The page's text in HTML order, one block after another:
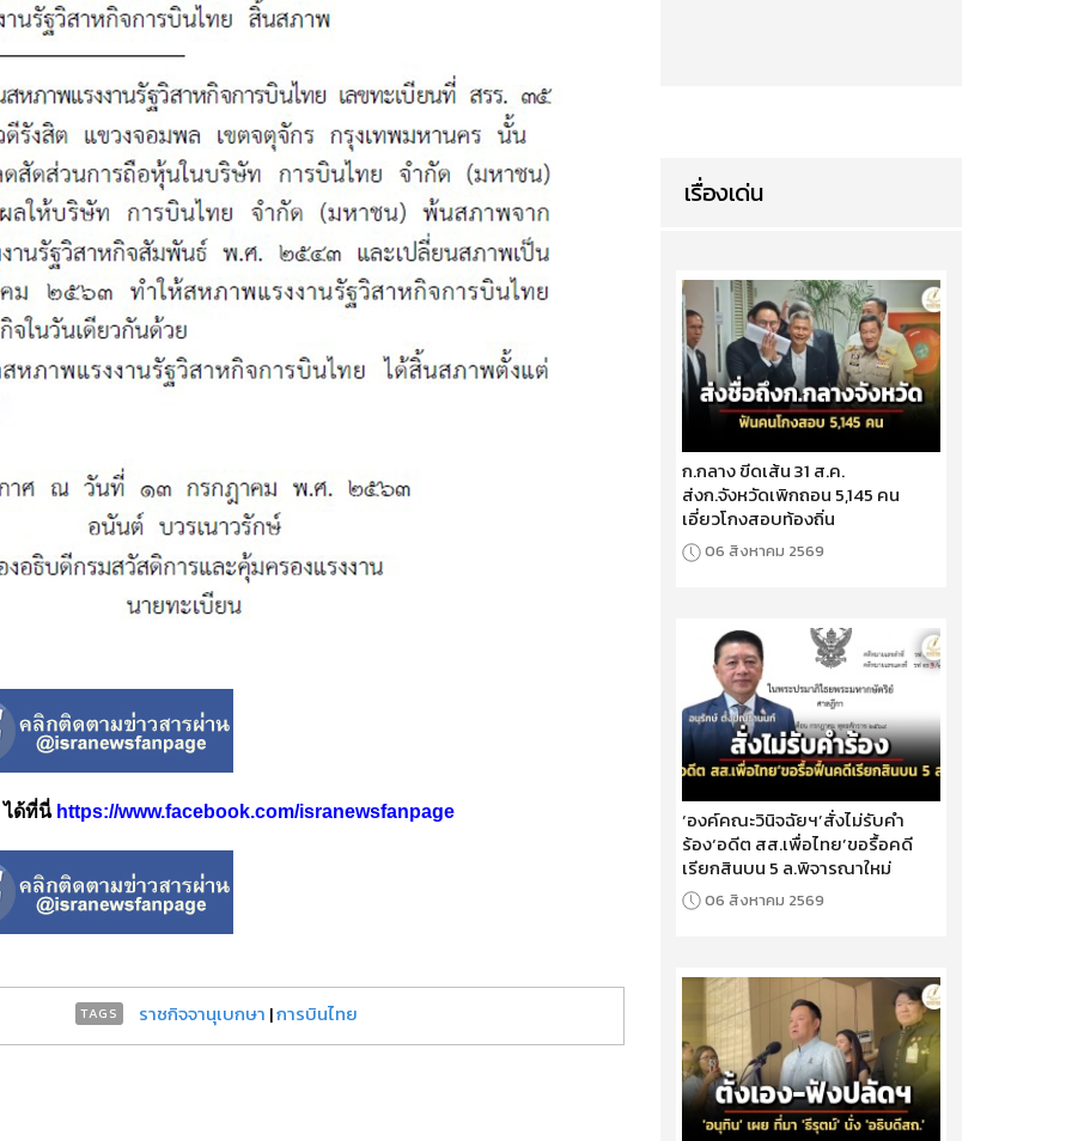
ได้ที่นี่ https://www.facebook.com/isranewsfanpage
TAGS ราชกิจจานุเบกษา |การบินไทย
เรื่องเด่น
ก.กลาง ขีดเส้น 31 ส.ค.
ส่งก.จังหวัดเพิกถอน 5,145 คน
เอี่ยวโกงสอบท้องถิ่น
06 สิงหาคม 2569
‘องค์คณะวินิจฉัยฯ’สั่งไม่รับคำ
ร้อง‘อดีต สส.เพื่อไทย’ขอรื้อคดี
เรียกสินบน 5 ล.พิจารณาใหม่
06 สิงหาคม 2569